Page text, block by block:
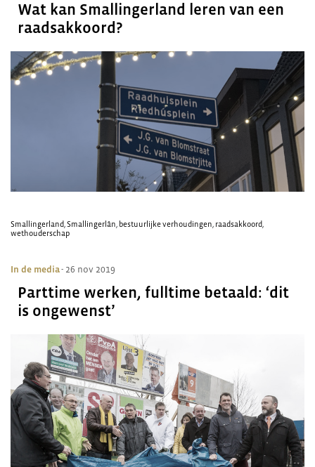
Wat kan Smallingerland leren van een
raadsakkoord?
Smallingerland,Smallingerlân, bestuurlijke verhoudingen, raadsakkoord,
wethouderschap
In de media- 26 nov 2019
Parttime werken, fulltime betaald: ‘dit
is ongewenst’